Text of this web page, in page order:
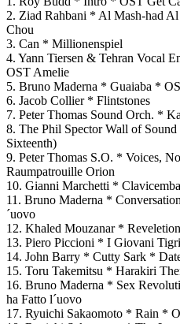
2. Ziad Rahbani * Al Mash-had
Chou
3. Can * Millionenspiel
4. Yann Tiersen & Tehran Vocal
OST Amelie
5. Bruno Maderna * Guaiaba *
6. Jacob Collier * Flintstones
7. Peter Thomas Sound Orch. *
8. The Phil Spector Wall of
Sixteenth)
9. Peter Thomas S.O. * Voices,
Raumpatrouille Orion
10. Gianni Marchetti *
11. Bruno Maderna *
´uovo
12. Khaled Mouzanar *
13. Piero Piccioni * I Giovani Tigri
14. John Barry * Cutty Sark *
15. Toru Takemitsu * Harakiri
16. Bruno Maderna * Sex
ha Fatto l´uovo
17. Ryuichi Sakaomoto * Rain *